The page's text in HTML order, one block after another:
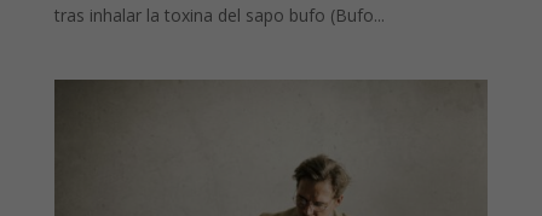
tras inhalar la toxina del sapo bufo (Bufo...